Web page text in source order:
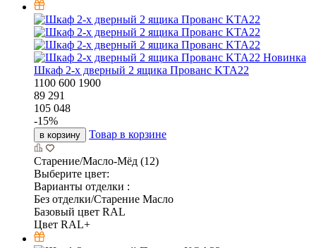
Новинка
Шкаф 2-х дверный 2 ящика Прованс KTA22
1100 600 1900
89 291
105 048
-15%
в корзину Товар в корзине
Старение/Масло-Мёд (12)
Выберите цвет:
Варианты отделки :
Без отделки/Старение Масло
Базовый цвет RAL
Цвет RAL+